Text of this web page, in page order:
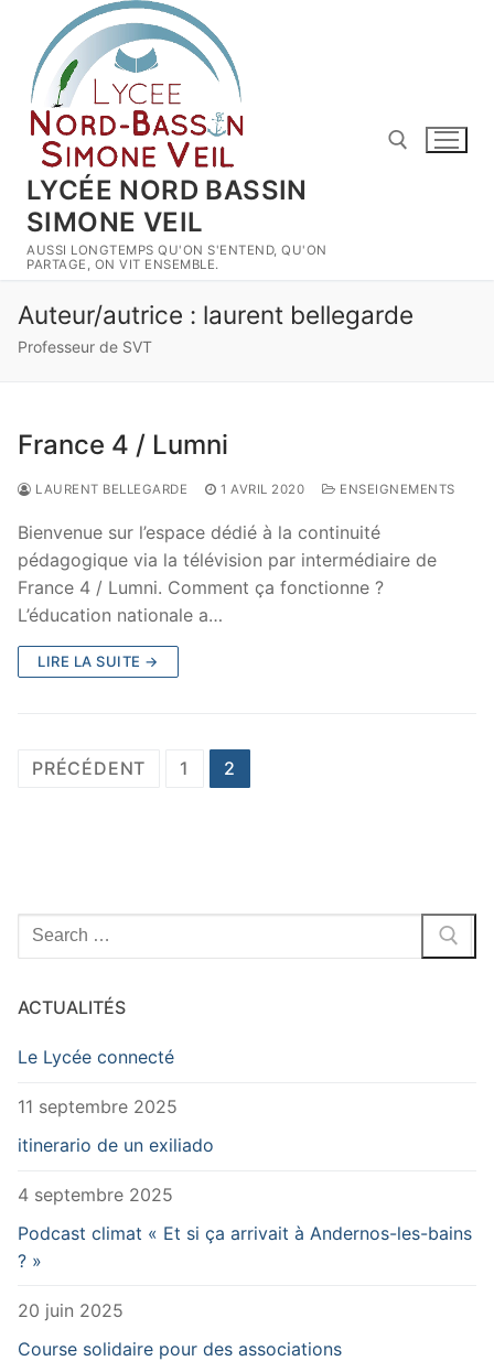
contenu
LYCÉE NORD BASSIN
SIMONE VEIL
AUSSI LONGTEMPS QU'ON S'ENTEND, QU'ON
PARTAGE, ON VIT ENSEMBLE.
Auteur/autrice : laurent bellegarde
Professeur de SVT
France 4 / Lumni
LAURENT BELLEGARDE 1 AVRIL 2020 ENSEIGNEMENTS
Bienvenue sur l’espace dédié à la continuité
pédagogique via la télévision par intermédiaire de
France 4 / Lumni. Comment ça fonctionne ?
L’éducation nationale a…
LIRE LA SUITE →
Navigation
PRÉCÉDENT 1 2
Rechercher
:
ACTUALITÉS
Le Lycée connecté
11 septembre 2025
itinerario de un exiliado
4 septembre 2025
Podcast climat « Et si ça arrivait à Andernos-les-bains
? »
20 juin 2025
Course solidaire pour des associations